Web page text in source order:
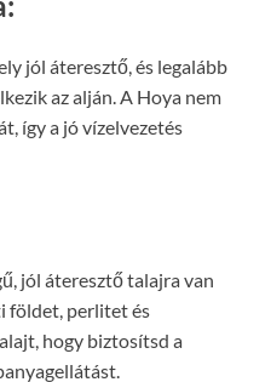
jól áteresztő, és legalább
az alján. A Hoya nem
így a jó vízelvezetés
jól áteresztő talajra van
földet, perlitet és
hogy biztosítsd a